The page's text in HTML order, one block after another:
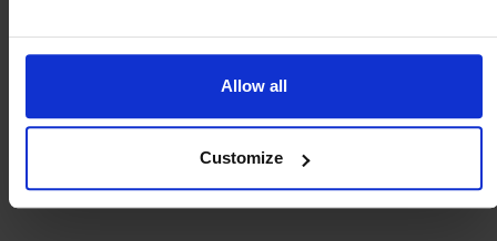
Allow all
Customize
Ergänzende Produkte